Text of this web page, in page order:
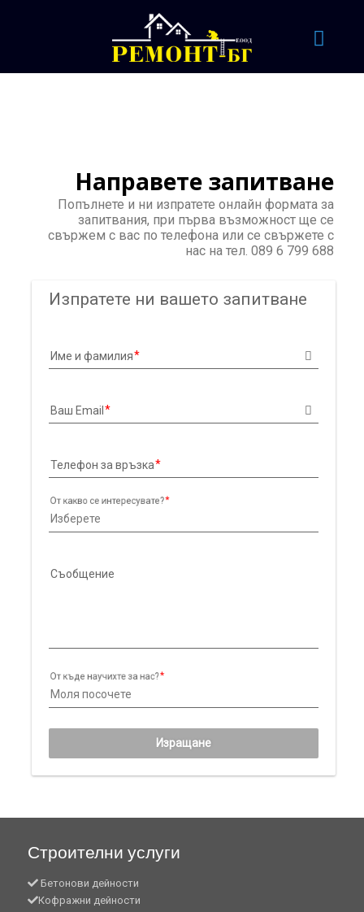
Направете запитване
Попълнете и ни изпратете онлайн формата за
запитвания, при първа възможност ще се
свържем с вас по телефона или се свържете с
нас на тел. 089 6 799 688
Изпратете ни вашето запитване
Име и фамилия
Ваш Email
Телефон за връзка
От какво се интересувате?
Съобщение
От къде научихте за нас?
Изращане
Строителни услуги
Бетонови дейности
Кофражни дейности